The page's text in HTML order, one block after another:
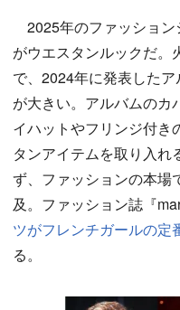
2025年のファッション
がウエスタンルックだ。
で、2024年に発表した
が大きい。アルバムのカ
イハットやフリンジ付き
タンアイテムを取り入れ
ず、ファッションの本場
及。ファッション誌『
ツがフレンチガールの定
る。